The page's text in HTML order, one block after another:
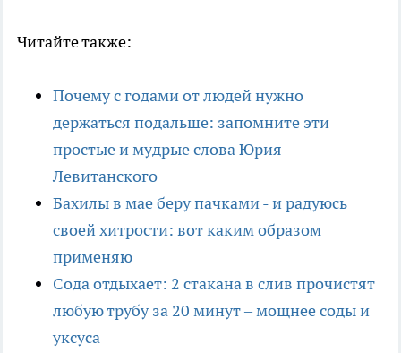
Читайте также:
Почему с годами от людей нужно
держаться подальше: запомните эти
простые и мудрые слова Юрия
Левитанского
Бахилы в мае беру пачками - и радуюсь
своей хитрости: вот каким образом
применяю
Сода отдыхает: 2 стакана в слив прочистят
любую трубу за 20 минут – мощнее соды и
уксуса